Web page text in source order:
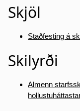
Skjöl
Staðfesting á
Skilyrði
Almenn